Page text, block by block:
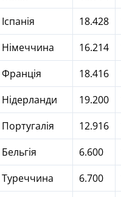
Іспанія 18.428
Німеччина 16.214
Франція 18.416
Нідерланди 19.200
Португалія 12.916
Бельгія 6.600
Туреччина 6.700